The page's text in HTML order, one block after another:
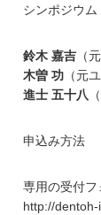
シンポジウム
鈴木 嘉吉 （
木曽 功 （元
進士 五十八
申込み方法
専用の受付フ
http://